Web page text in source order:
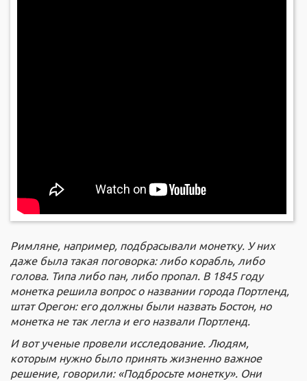
Римляне, например, подбрасывали монетку. У них
даже была такая поговорка: либо корабль, либо
голова. Типа либо пан, либо пропал. В 1845 году
монетка решила вопрос о названии города Портленд,
штат Орегон: его должны были назвать Бостон, но
монетка не так легла и его назвали Портленд.
И вот ученые провели исследование. Людям,
которым нужно было принять жизненно важное
решение, говорили: «Подбросьте монетку». Они